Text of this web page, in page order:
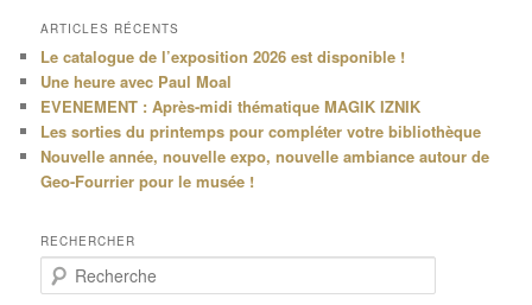
ARTICLES RÉCENTS
Le catalogue de l’exposition 2026 est disponible !
Une heure avec Paul Moal
EVENEMENT : Après-midi thématique MAGIK IZNIK
Les sorties du printemps pour compléter votre bibliothèque
Nouvelle année, nouvelle expo, nouvelle ambiance autour de
Geo-Fourrier pour le musée !
RECHERCHER
e